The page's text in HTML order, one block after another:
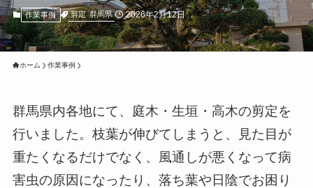
作業事例 剪定 群馬県 2026年2月12日
ホーム 作業事例
群馬県内各地にて、庭木・生垣・高木の剪定を
行いました。枝葉が伸びてしまうと、見た目が
重たくなるだけでなく、風通しが悪くなって病
害虫の原因になったり、落ち葉や日陰でお困り